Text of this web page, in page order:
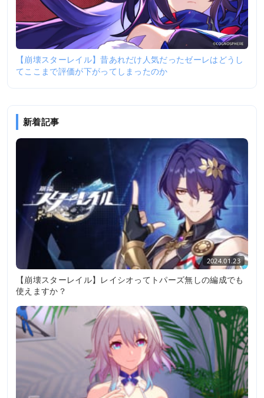
【崩壊スターレイル】昔あれだけ人気だったゼーレはどうし
てここまで評価が下がってしまったのか
新着記事
2024.01.23
【崩壊スターレイル】レイシオってトパーズ無しの編成でも
使えますか？